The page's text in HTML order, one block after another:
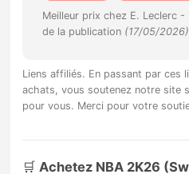
Bons plans
Guides
Meilleur prix chez E. Leclerc -
de la publication (17/05/2026)
Liens affiliés. En passant par ces
achats, vous soutenez notre site
pour vous. Merci pour votre
🛒Achetez NBA 2K26